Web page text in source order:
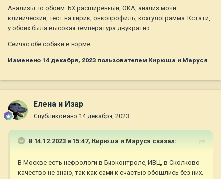
Анализы по обоим: БХ расширенный, ОКА, анализ мочи
клинический, тест на пирик, онкопрофиль, коагулограмма. Кстати,
у обоих была высокая температура двукратно.
Сейчас обе собаки в норме.
Изменено 14 декабря, 2023 пользователем Кирюша и Маруся
Елена и Изар
Опубликовано 14 декабря, 2023
В 14.12.2023 в 15:47, Кирюша и Маруся сказал:
В Москве есть нефрологи в Биоконтроле, ИВЦ, в Сколково -
качество не знаю, так как сами к счастью обошлись без них.